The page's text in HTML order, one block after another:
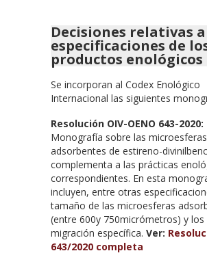
Decisiones relativas
especificaciones de
productos enológicos
Se incorporan al Codex Enológico
Internacional las siguientes
Resolución OIV-OENO 643-2020:
Monografía sobre las microesferas
adsorbentes de estireno-
complementa a las prácticas
correspondientes. En esta
incluyen, entre otras
tamaño de las microesferas
(entre 600y 750micrómetros) y los
migración específica. Ver:
643/2020 completa